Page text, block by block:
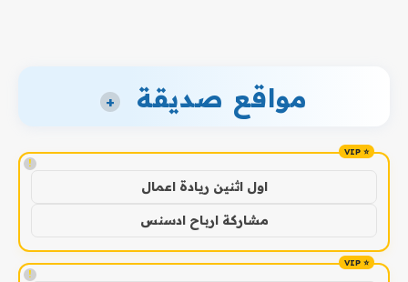
مواقع صديقة +
!
اول اثنين ريادة اعمال
مشاركة ارباح ادسنس
!